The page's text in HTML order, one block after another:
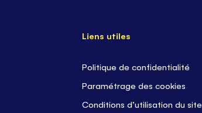
Liens utiles
Politique de confidentialité
Paramétrage des cookies
Conditions d’utilisation du site